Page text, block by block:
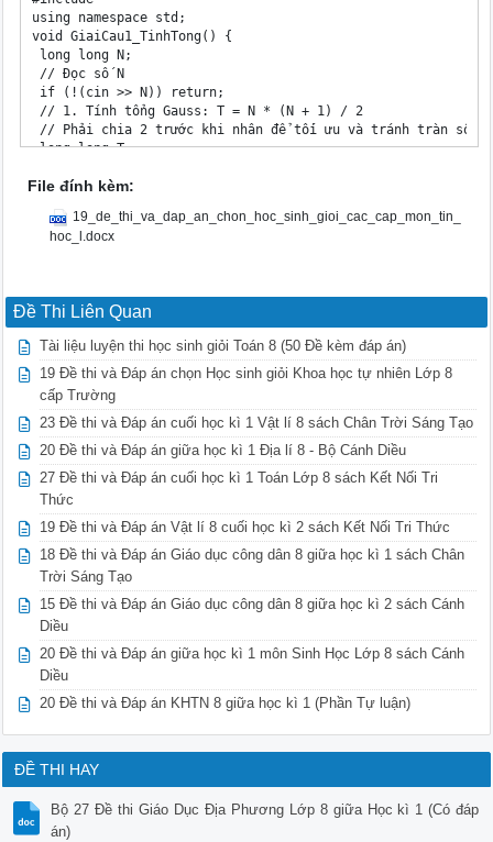
File đính kèm:
19_de_thi_va_dap_an_chon_hoc_sinh_gioi_cac_cap_mon_tin_
hoc_l.docx
Đề Thi Liên Quan
Tài liệu luyện thi học sinh giỏi Toán 8 (50 Đề kèm đáp án)
19 Đề thi và Đáp án chọn Học sinh giỏi Khoa học tự nhiên Lớp 8
cấp Trường
23 Đề thi và Đáp án cuối học kì 1 Vật lí 8 sách Chân Trời Sáng Tạo
20 Đề thi và Đáp án giữa học kì 1 Địa lí 8 - Bộ Cánh Diều
27 Đề thi và Đáp án cuối học kì 1 Toán Lớp 8 sách Kết Nối Tri
Thức
19 Đề thi và Đáp án Vật lí 8 cuối học kì 2 sách Kết Nối Tri Thức
18 Đề thi và Đáp án Giáo dục công dân 8 giữa học kì 1 sách Chân
Trời Sáng Tạo
15 Đề thi và Đáp án Giáo dục công dân 8 giữa học kì 2 sách Cánh
Diều
20 Đề thi và Đáp án giữa học kì 1 môn Sinh Học Lớp 8 sách Cánh
Diều
20 Đề thi và Đáp án KHTN 8 giữa học kì 1 (Phần Tự luận)
ĐỀ THI HAY
Bộ 27 Đề thi Giáo Dục Địa Phương Lớp 8 giữa Học kì 1 (Có đáp
án)